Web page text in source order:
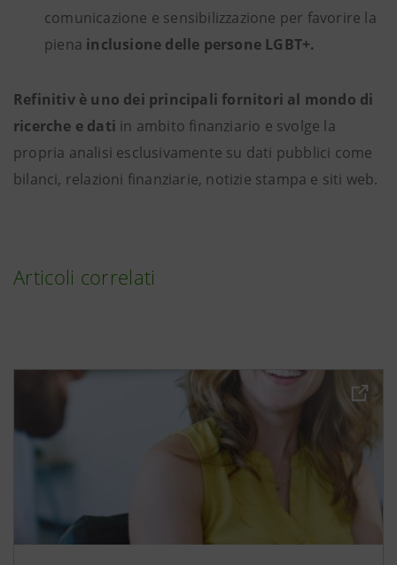
comunicazione e sensibilizzazione per favorire la
piena inclusione delle persone LGBT+.
Refinitiv è uno dei principali fornitori al mondo di
ricerche e dati in ambito finanziario e svolge la
propria analisi esclusivamente su dati pubblici come
bilanci, relazioni finanziarie, notizie stampa e siti web.
Articoli correlati